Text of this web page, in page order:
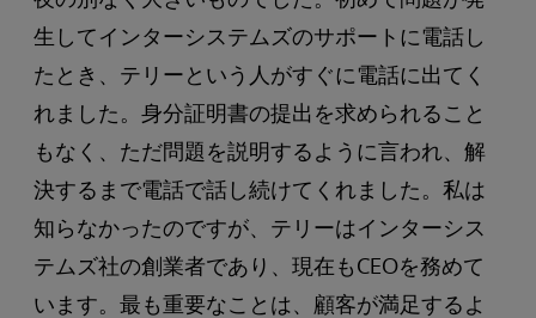
生してインターシステムズのサポートに電話し
たとき、テリーという人がすぐに電話に出てく
れました。身分証明書の提出を求められること
もなく、ただ問題を説明するように言われ、解
決するまで電話で話し続けてくれました。私は
知らなかったのですが、テリーはインターシス
テムズ社の創業者であり、現在もCEOを務めて
います。最も重要なことは、顧客が満足するよ